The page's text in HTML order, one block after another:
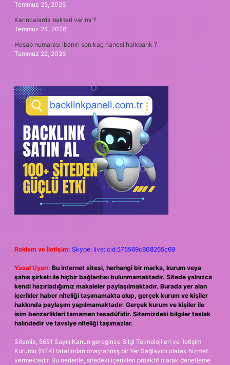
Temmuz 25, 2026
Karıncalarda bakteri var mı ?
Temmuz 24, 2026
Hesap numarası ibanın son kaç hanesi halkbank ?
Temmuz 22, 2026
Reklam ve İletişim: Skype: live:.cid.575569c608265c69
Yasal Uyarı: Bu internet sitesi, herhangi bir marka, kurum veya
şahıs şirketi ile hiçbir bağlantısı bulunmamaktadır. Sitede yalnızca
kendi hazırladığımız makaleler paylaşılmaktadır. Burada yer alan
içerikler haber niteliği taşımamakta olup, gerçek kurum ve kişiler
hakkında paylaşım yapılmamaktadır. Gerçek kurum ve kişiler ile
isim benzerlikleri tamamen tesadüfidir. Sitemizdeki bilgiler taslak
halindedir ve tavsiye niteliği taşımazlar.
Sitemiz, 5651 Sayılı Kanun gereğince Bilgi Teknolojileri ve İletişim
Kurumu (BTK) tarafından onaylanmış bir Yer Sağlayıcı olarak hizmet
vermektedir. Bu nedenle, sitedeki içerikleri proaktif olarak denetleme